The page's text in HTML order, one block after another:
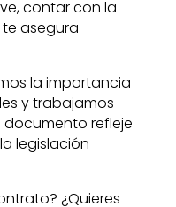
contar con la
asegura
la importancia
y trabajamos
refleje
legislación
¿Quieres